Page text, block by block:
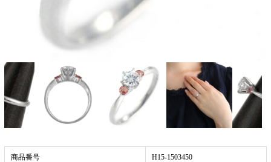
商品番号 H15-1503450